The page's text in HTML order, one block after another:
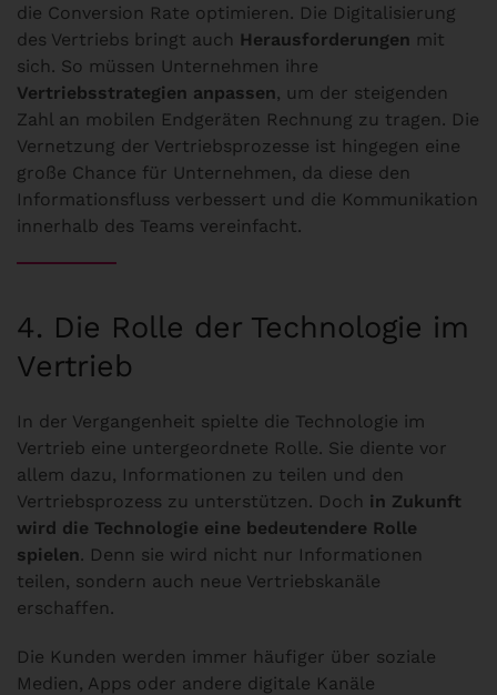
die Conversion Rate optimieren. Die Digitalisierung
des Vertriebs bringt auch Herausforderungen mit
sich. So müssen Unternehmen ihre
Vertriebsstrategien anpassen, um der steigenden
Zahl an mobilen Endgeräten Rechnung zu tragen. Die
Vernetzung der Vertriebsprozesse ist hingegen eine
große Chance für Unternehmen, da diese den
Informationsfluss verbessert und die Kommunikation
innerhalb des Teams vereinfacht.
4. Die Rolle der Technologie im
Vertrieb
In der Vergangenheit spielte die Technologie im
Vertrieb eine untergeordnete Rolle. Sie diente vor
allem dazu, Informationen zu teilen und den
Vertriebsprozess zu unterstützen. Doch in Zukunft
wird die Technologie eine bedeutendere Rolle
spielen. Denn sie wird nicht nur Informationen
teilen, sondern auch neue Vertriebskanäle
erschaffen.
Die Kunden werden immer häufiger über soziale
Medien, Apps oder andere digitale Kanäle